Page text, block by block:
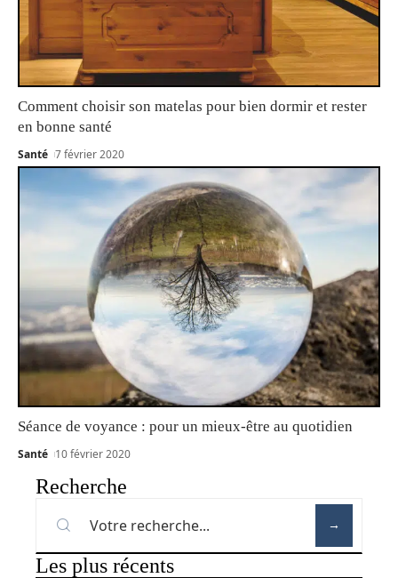
Comment choisir son matelas pour bien dormir et rester
en bonne santé
Santé 7 février 2020
Séance de voyance : pour un mieux-être au quotidien
Santé 10 février 2020
Recherche
Les plus récents